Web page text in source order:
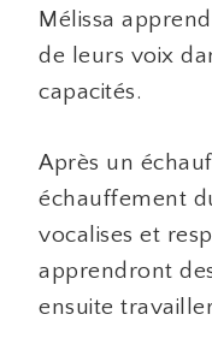
Mélissa
de leurs voix
capacités.
Après un
échauffement
vocalises et
apprendront
ensuite